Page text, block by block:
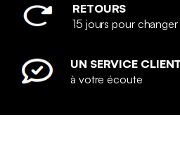
RETOURS
15 jours pour changer
UN SERVICE CLIENT
à votre écoute